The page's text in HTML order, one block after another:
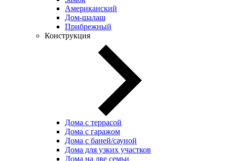
Американский
Дом-шалаш
Прибрежный
Конструкция
Дома с террасой
Дома с гаражом
Дома с баней/сауной
Дома для узких участков
Дома на две семьи